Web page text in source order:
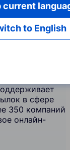
Услуги
Русский
в сфере
350 компаний
онлайн-
to English
current